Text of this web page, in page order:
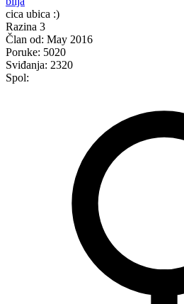
cica ubica :)
Razina 3
Član od: May 2016
Poruke: 5020
Sviđanja: 2320
Spol: